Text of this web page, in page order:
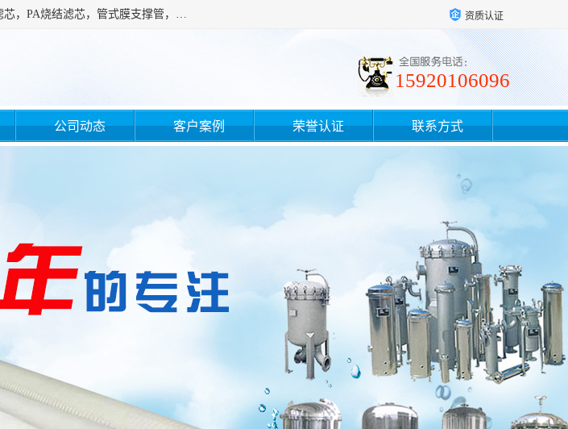
广州滤源过滤器材有限公司主营经营产品有：PTFE烧结滤芯、PE滤芯，烧结滤芯，PE烧结滤芯，PA烧结滤芯，管式膜支撑管，真空上料机滤芯，粉末烧结滤芯，止溢滤芯，吸头滤芯，湿化瓶滤芯、不锈钢烧结滤芯等。公司现拥有一批精干的管理人员和一支高素质的技术队伍，舒适优雅的办公环境和拥有全新现代化标准厂房。 资质认证
15920106096
公司动态 客户案例 荣誉认证 联系方式